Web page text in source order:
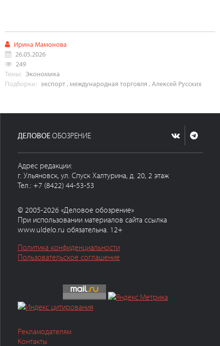
Ирина Мамонова
26.05.2026
249
Темы: Экономика
Подборки: экспорт ,международная торговля , Алексей Русских
ДЕЛОВОЕ ОБОЗРЕНИЕ
Адрес редакции:
г. Ульяновск, ул. Спуск Халтурина, д. 20, 2 этаж
Тел.: +7 (8422) 44-53-53
© 2005-2026 «Деловое обозрение»
При использовании материалов сайта ссылка
www.uldelo.ru обязательна. 12+
Политика конфиденциальности
Пользовательское соглашение
Рекламодателям
Контакты